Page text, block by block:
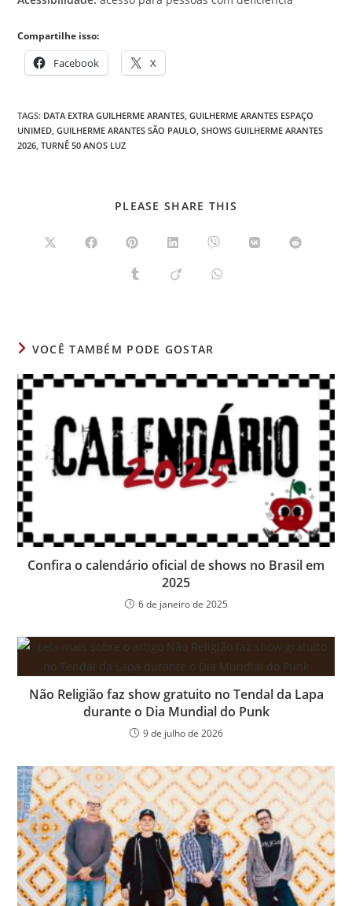
Compartilhe isso:
Facebook X
TAGS: DATA EXTRA GUILHERME ARANTES GUILHERME ARANTES ESPAÇO
UNIMED GUILHERME ARANTES SÃO PAULO SHOWS GUILHERME ARANTES
2026 TURNÊ 50 ANOS LUZ
PLEASE SHARE THIS
Abre
Abre Abre
uma
nova
Abre
uma
nova
Abre
uma
nova
Abre Abre
Abre Abre Abre
VOCÊ TAMBÉM PODE GOSTAR
Confira o calendário oficial de shows no Brasil em
2025
6 de janeiro de 2025
Não Religião faz show gratuito no Tendal da Lapa
durante o Dia Mundial do Punk
9 de julho de 2026